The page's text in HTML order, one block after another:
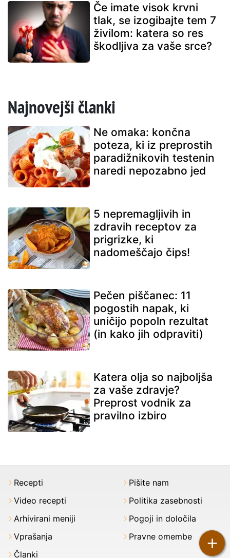
Če imate visok krvni
tlak, se izogibajte tem 7
živilom: katera so res
škodljiva za vaše srce?
Najnovejši članki
Ne omaka: končna
poteza, ki iz preprostih
paradižnikovih testenin
naredi nepozabno jed
5 nepremagljivih in
zdravih receptov za
prigrizke, ki
nadomeščajo čips!
Pečen piščanec: 11
pogostih napak, ki
uničijo popoln rezultat
(in kako jih odpraviti)
Katera olja so najboljša
za vaše zdravje?
Preprost vodnik za
pravilno izbiro
+
Recepti
Video recepti
Arhivirani meniji
Vprašanja
Članki
Pišite nam
Politika zasebnosti
Pogoji in določila
Pravne omembe